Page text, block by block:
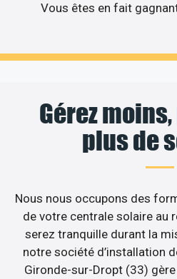
Vous êtes en fait
Gérez
plus de
Nous nous occupons des
de votre centrale solaire au
serez tranquille durant la
notre société d’installation
Gironde-sur-Dropt (33)